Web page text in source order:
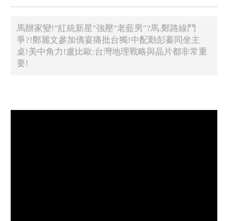
馬辦家變!"紅統新星"強壓"老藍男"?馬.鄭路線鬥
爭?!鄭麗文參加僑宴痛批台獨!中配勤彭蓁同坐主
桌!美中角力!盧比歐:台灣地理戰略與晶片都非常重
要!